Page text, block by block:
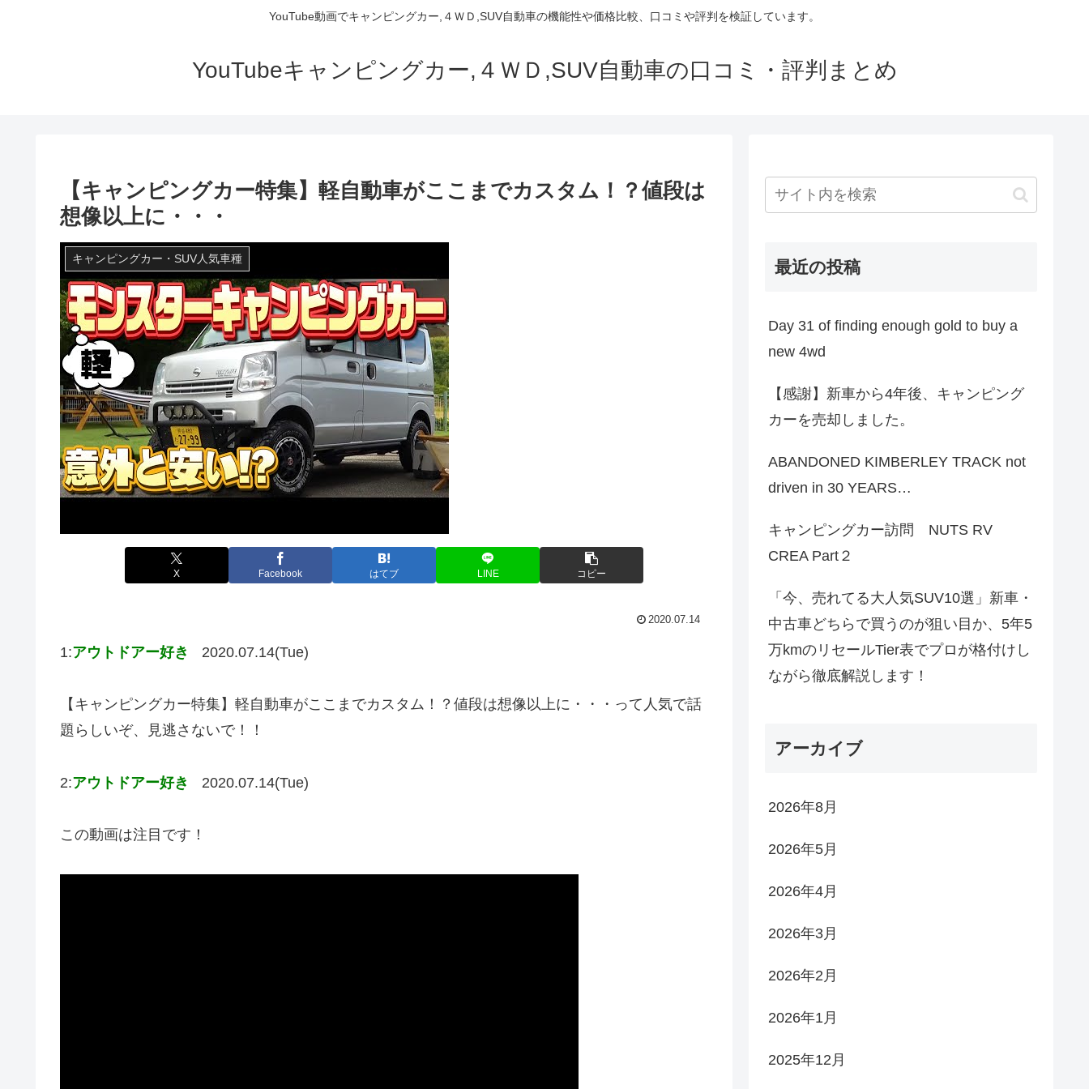
YouTube動画でキャンピングカー,４ＷＤ,SUV自動車の機能性や価格比較、口コミや評判を検証しています。
YouTubeキャンピングカー,４ＷＤ,SUV自動車の口コミ・評判まとめ
【キャンピングカー特集】軽自動車がここまでカスタム！？値段は
想像以上に・・・
キャンピングカー・SUV人気車種
X Facebook はてブ LINE コピー
2020.07.14
1:アウトドアー好き 2020.07.14(Tue)
【キャンピングカー特集】軽自動車がここまでカスタム！？値段は想像以上に・・・って人気で話
題らしいぞ、見逃さないで！！
2:アウトドアー好き 2020.07.14(Tue)
この動画は注目です！
最近の投稿
Day 31 of finding enough gold to buy a
new 4wd
【感謝】新車から4年後、キャンピング
カーを売却しました。
ABANDONED KIMBERLEY TRACK not
driven in 30 YEARS…
キャンピングカー訪問 NUTS RV
CREA Part２
「今、売れてる大人気SUV10選」新車・
中古車どちらで買うのが狙い目か、5年5
万kmのリセールTier表でプロが格付けし
ながら徹底解説します！
アーカイブ
2026年8月
2026年5月
2026年4月
2026年3月
2026年2月
2026年1月
2025年12月